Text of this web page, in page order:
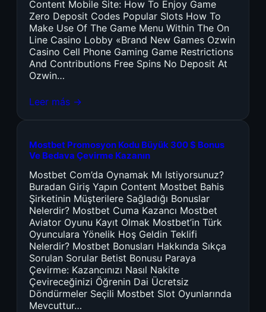
Content Mobile Site: How To Enjoy Game
Zero Deposit Codes Popular Slots How To
Make Use Of The Game Menu Within The On
Line Casino Lobby «Brand New Games Ozwin
Casino Cell Phone Gaming Game Restrictions
And Contributions Free Spins No Deposit At
Ozwin…
Leer más →
Mostbet Promosyon Kodu Büyük 300 $ Bonus
Ve Bedava Çevirme Kazanın
Mostbet Com’da Oynamak Mı Istiyorsunuz?
Buradan Giriş Yapın Content Mostbet Bahis
Şirketinin Müşterilere Sağladığı Bonuslar
Nelerdir? Mostbet Cuma Kazancı Mostbet
Aviator Oyunu Kayıt Olmak Mostbet’in Türk
Oyunculara Yönelik Hoş Geldin Teklifi
Nelerdir? Mostbet Bonusları Hakkında Sıkça
Sorulan Sorular Betist Bonusu Paraya
Çevirme: Kazancınızı Nasıl Nakite
Çevireceğinizi Öğrenin Dai Ücretsiz
Döndürmeler Seçili Mostbet Slot Oyunlarında
Mevcuttur…